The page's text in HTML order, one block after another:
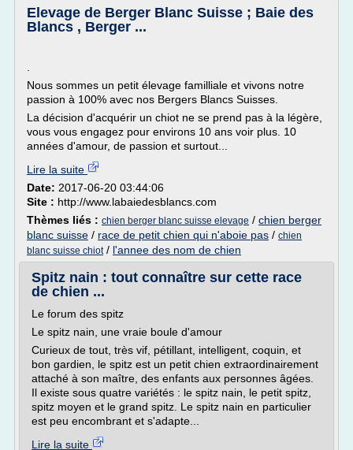
Elevage de Berger Blanc Suisse ; Baie des
Blancs , Berger ...
Nous sommes un petit élevage familliale et vivons notre
passion à 100% avec nos Bergers Blancs Suisses.
La décision d'acquérir un chiot ne se prend pas à la légère,
vous vous engagez pour environs 10 ans voir plus. 10
années d'amour, de passion et surtout...
Lire la suite
Date: 2017-06-20 03:44:06
Site : http://www.labaiedesblancs.com
Thèmes liés : chien berger blanc suisse elevage / chien berger
blanc suisse / race de petit chien qui n'aboie pas / chien
blanc suisse chiot/ l'annee des nom de chien
Spitz nain : tout connaître sur cette race
de chien ...
Le forum des spitz
Le spitz nain, une vraie boule d'amour
Curieux de tout, très vif, pétillant, intelligent, coquin, et
bon gardien, le spitz est un petit chien extraordinairement
attaché à son maître, des enfants aux personnes âgées.
Il existe sous quatre variétés : le spitz nain, le petit spitz,
spitz moyen et le grand spitz. Le spitz nain en particulier
est peu encombrant et s'adapte...
Lire la suite